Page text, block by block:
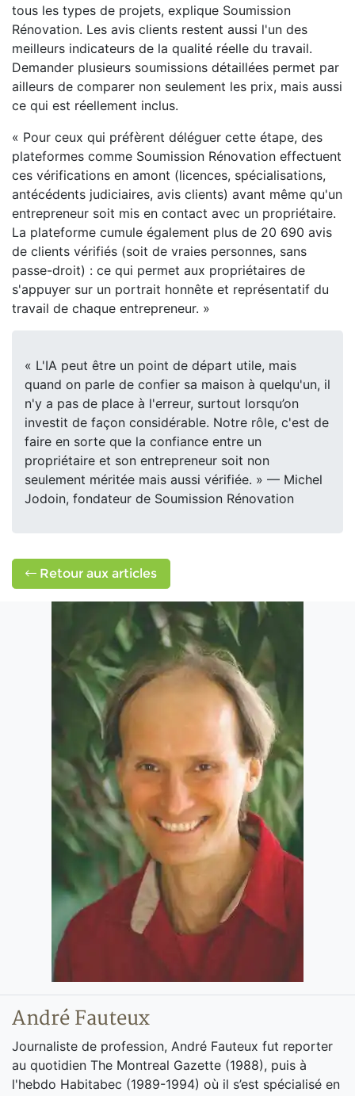
tous les types de projets, explique Soumission
Rénovation. Les avis clients restent aussi l'un des
meilleurs indicateurs de la qualité réelle du travail.
Demander plusieurs soumissions détaillées permet par
ailleurs de comparer non seulement les prix, mais aussi
ce qui est réellement inclus.
« Pour ceux qui préfèrent déléguer cette étape, des
plateformes comme Soumission Rénovation effectuent
ces vérifications en amont (licences, spécialisations,
antécédents judiciaires, avis clients) avant même qu'un
entrepreneur soit mis en contact avec un propriétaire.
La plateforme cumule également plus de 20 690 avis
de clients vérifiés (soit de vraies personnes, sans
passe-droit) : ce qui permet aux propriétaires de
s'appuyer sur un portrait honnête et représentatif du
travail de chaque entrepreneur. »
« L'IA peut être un point de départ utile, mais
quand on parle de confier sa maison à quelqu'un, il
n'y a pas de place à l'erreur, surtout lorsqu’on
investit de façon considérable. Notre rôle, c'est de
faire en sorte que la confiance entre un
propriétaire et son entrepreneur soit non
seulement méritée mais aussi vérifiée. » — Michel
Jodoin, fondateur de Soumission Rénovation
Retour aux articles
André Fauteux
Journaliste de profession, André Fauteux fut reporter
au quotidien The Montreal Gazette (1988), puis à
l'hebdo Habitabec (1989-1994) où il s’est spécialisé en